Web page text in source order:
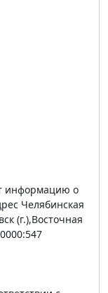
информацию о
Челябинская
(г.),Восточная